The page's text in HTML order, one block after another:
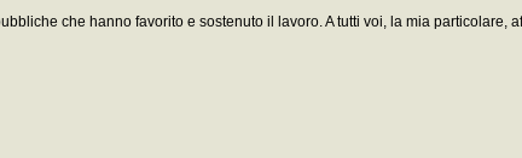
che hanno favorito e sostenuto il lavoro. A tutti voi, la mia particolare,